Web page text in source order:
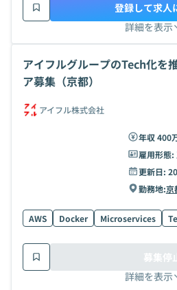
詳細を表示
登録して求人
アイフルグループのTech化を
ア募集（京都）
アイフル株式会社
年収 400
雇用形態:
更新日:
勤務地:京
AWS Docker Microservices
詳細を表示
募集停